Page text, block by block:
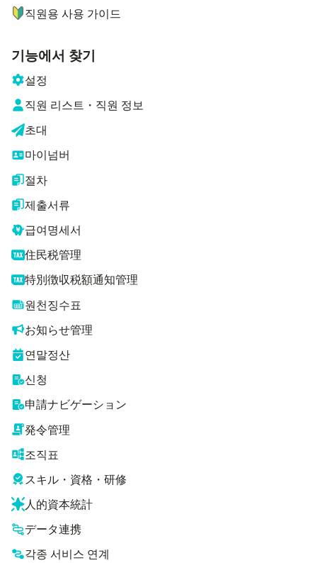
직원용 사용 가이드
기능에서 찾기
설정
직원 리스트・직원 정보
초대
마이넘버
절차
제출서류
급여명세서
住民税管理
特別徴収税額通知管理
원천징수표
お知らせ管理
연말정산
신청
申請ナビゲーション
発令管理
조직표
スキル・資格・研修
人的資本統計
データ連携
각종 서비스 연계